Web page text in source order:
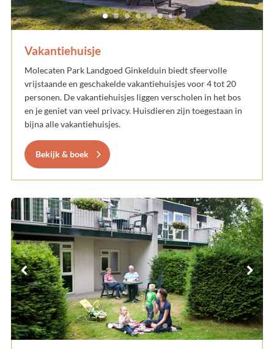
Vakantiehuisje
Molecaten Park Landgoed Ginkelduin biedt sfeervolle
vrijstaande en geschakelde vakantiehuisjes voor 4 tot 20
personen. De vakantiehuisjes liggen verscholen in het bos
en je geniet van veel privacy. Huisdieren zijn toegestaan in
bijna alle vakantiehuisjes.
Bekijk & boek